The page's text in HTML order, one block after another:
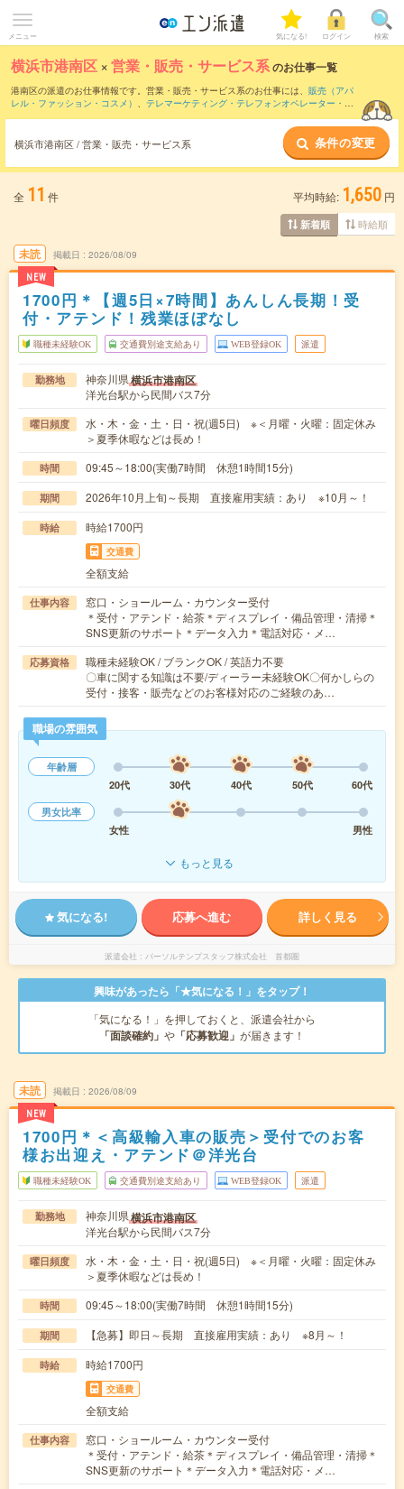
メニュー 気になる! ログイン 検索
横浜市港南区 ×営業・販売・サービス系のお仕事一覧
港南区の派遣のお仕事情報です。営業・販売・サービス系のお仕事には、 販売（アパ
レル・ファッション・コスメ） 、 テレマーケティング・テレフォンオペレーター・コ
などのこだわり条件で絞り込んでいただけます。
横浜市港南区 / 営業・販売・サービス系 条件の変更
全 11 件 平均時給: 1,650 円
新着順 時給順
未読
NEW
掲載日 2026/08/09
1700円＊【週5日×7時間】あんしん長期！受
付・アテンド！残業ほぼなし
職種未経験OK 交通費別途支給あり WEB登録OK 派遣
勤務地 神奈川県横浜市港南区
洋光台駅から民間バス7分
曜日頻度
水・木・金・土・日・祝(週5日) ※＜月曜・火曜：固定休み
＞夏季休暇などは長め！
時間 09:45～18:00(実働7時間 休憩1時間15分)
期間 2026年10月上旬～長期 直接雇用実績：あり ※10月～！
時給 時給1700円
交通費
全額支給
仕事内容
窓口・ショールーム・カウンター受付
＊受付・アテンド・給茶＊ディスプレイ・備品管理・清掃＊
SNS更新のサポート＊データ入力＊電話対応・メ…
応募資格
職種未経験OK / ブランクOK / 英語力不要
〇車に関する知識は不要/ディーラー未経験OK〇何かしらの
受付・接客・販売などのお客様対応のご経験のあ…
職場の雰囲気
年齢層
20代
30代 40代 50代
60代
男女比率
女性
男性
もっと見る
気になる! 応募へ進む 詳しく見る
派遣会社 パーソルテンプスタッフ株式会社 首都圏
興味があったら「★気になる！」をタップ！
「気になる！」を押しておくと、派遣会社から
「面談確約」 や 「応募歓迎」 が届きます！
未読
NEW
掲載日 2026/08/09
1700円＊＜高級輸入車の販売＞受付でのお客
様お出迎え・アテンド＠洋光台
職種未経験OK 交通費別途支給あり WEB登録OK 派遣
勤務地 神奈川県横浜市港南区
洋光台駅から民間バス7分
曜日頻度
水・木・金・土・日・祝(週5日) ※＜月曜・火曜：固定休み
＞夏季休暇などは長め！
時間 09:45～18:00(実働7時間 休憩1時間15分)
期間 【急募】即日～長期 直接雇用実績：あり ※8月～！
時給 時給1700円
交通費
全額支給
仕事内容
窓口・ショールーム・カウンター受付
＊受付・アテンド・給茶＊ディスプレイ・備品管理・清掃＊
SNS更新のサポート＊データ入力＊電話対応・メ…